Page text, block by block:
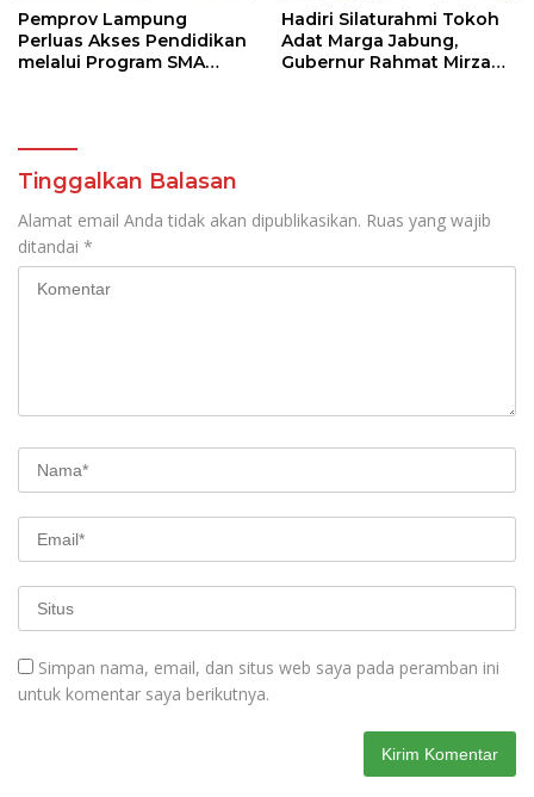
Pemprov Lampung
Perluas Akses Pendidikan
melalui Program SMA
Hadiri Silaturahmi Tokoh
Adat Marga Jabung,
Gubernur Rahmat Mirzani
Tinggalkan Balasan
Alamat email Anda tidak akan dipublikasikan. Ruas yang wajib
ditandai *
Simpan nama, email, dan situs web saya pada peramban ini
untuk komentar saya berikutnya.